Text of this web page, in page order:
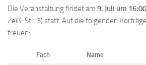
Die Veranstaltung findet am 9. Juli um
Zeiß-Str. 3) statt. Auf die folgenden
freuen:
Fach Name